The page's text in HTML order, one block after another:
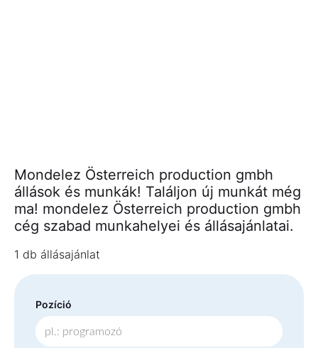
Mondelez Österreich production gmbh
állások és munkák! Találjon új munkát még
ma! mondelez Österreich production gmbh
cég szabad munkahelyei és állásajánlatai.
1 db állásajánlat
Pozíció